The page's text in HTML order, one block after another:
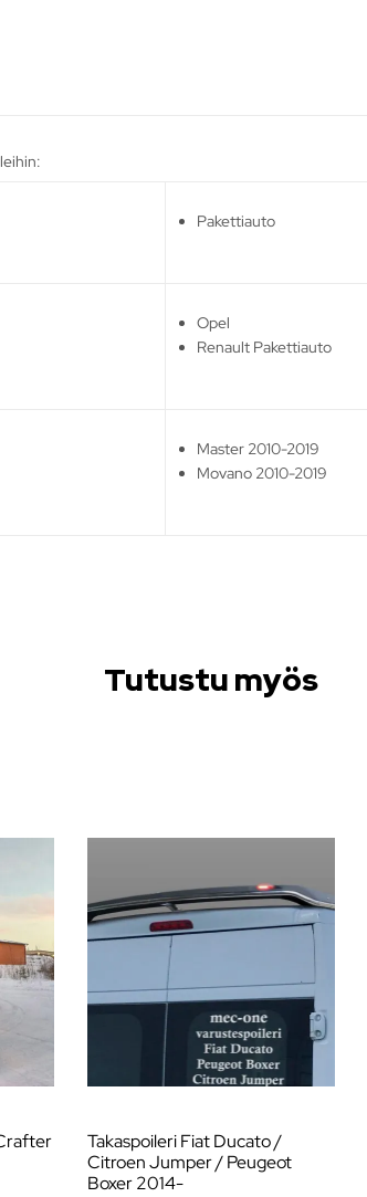
Pakettiauto
Opel
Renault Pakettiauto
Master 2010-2019
Movano 2010-2019
Tutustu myös
Takaspoileri Fiat Ducato /
Citroen Jumper / Peugeot
Boxer 2014-